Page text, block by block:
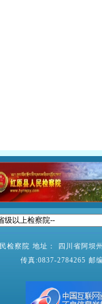
检察院 地址： 四川省阿坝
传真:0837-2784265 邮